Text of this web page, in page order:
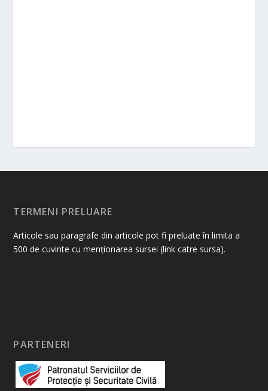
TERMENI PRELUARE
Articole sau paragrafe din articole pot fi preluate în limita a
500 de cuvinte cu menționarea sursei (link catre sursa).
PARTENERI